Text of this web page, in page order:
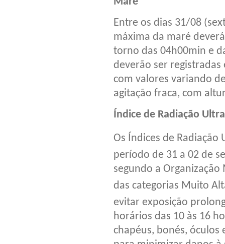
Entre os dias 31/08
máxima da maré
torno das 04h00min e
deverão ser
com valores variando
agitação fraca, com
Índice de Radiação
Os Índices de Radiação
período de 31 a 02 de
segundo a
das categorias Muito
evitar exposição
horários das 10 às 16
chapéus, bonés, óculos